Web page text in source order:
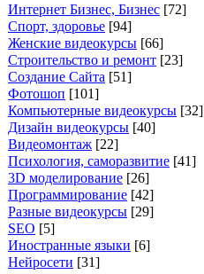
Интернет Бизнес, Бизнес [72]
Спорт, здоровье [94]
Женские видеокурсы [66]
Строительство и ремонт [23]
Создание Сайта [51]
Фотошоп [101]
Компьютерные видеокурсы [32]
Дизайн видеокурсы [40]
Видеомонтаж [22]
Психология, саморазвитие [41]
3D моделирование [26]
Программирование [42]
Разные видеокурсы [29]
SEO [5]
Иностранные языки [6]
Нейросети [31]